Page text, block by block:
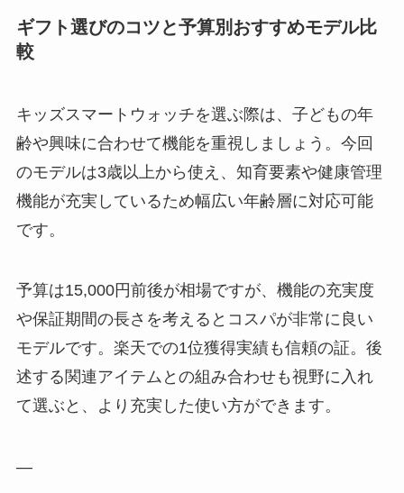
ギフト選びのコツと予算別おすすめモデル比
較
キッズスマートウォッチを選ぶ際は、子どもの年
齢や興味に合わせて機能を重視しましょう。今回
のモデルは3歳以上から使え、知育要素や健康管理
機能が充実しているため幅広い年齢層に対応可能
です。
予算は15,000円前後が相場ですが、機能の充実度
や保証期間の長さを考えるとコスパが非常に良い
モデルです。楽天での1位獲得実績も信頼の証。後
述する関連アイテムとの組み合わせも視野に入れ
て選ぶと、より充実した使い方ができます。
—